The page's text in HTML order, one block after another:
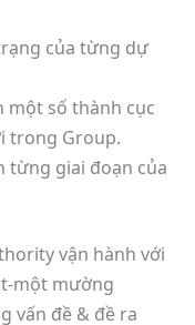
của từng dự
một số thành cục
trong Group.
từng giai đoạn của
vận hành với
một mường
vấn đề & đề ra